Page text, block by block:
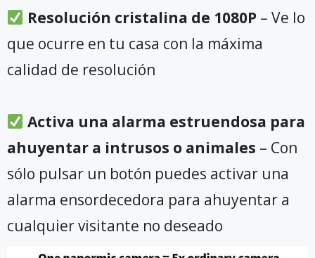
Resolución cristalina de 1080P– Ve lo
que ocurre en tu casa con la máxima
calidad de resolución
Activa una alarma estruendosa para
ahuyentar a intrusos o animales – Con
sólo pulsar un botón puedes activar una
alarma ensordecedora para ahuyentar a
cualquier visitante no deseado